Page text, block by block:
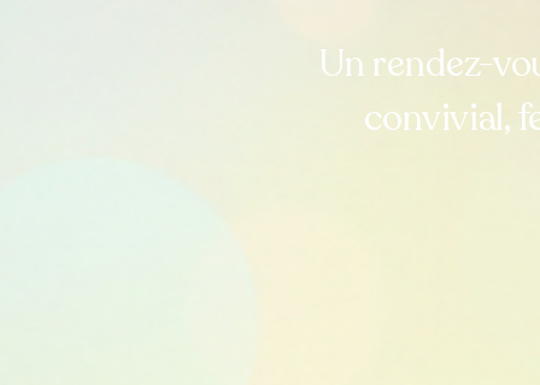
Un rendez-
convivial,